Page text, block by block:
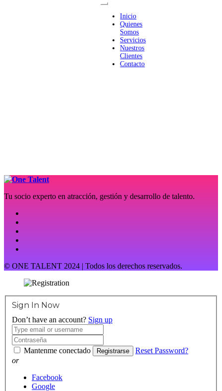
Inicio
Quienes
Somos
Servicios
Nuestros
Clientes
Contacto
Tu socio experto en atracción, gestión y desarrollo de talento.
© ONE TALENT 2024 | Todos los derechos reservados.
Sign In Now
Don’t have an account? Sign up
Mantenme conectado Registrarse
Reset Password?
or
Facebook
Google